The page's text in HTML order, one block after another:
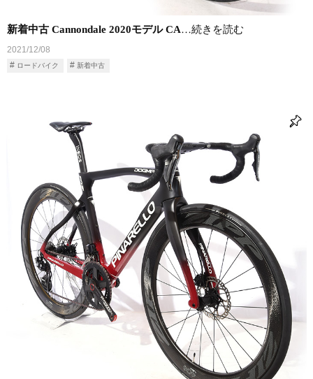
新着中古 Cannondale 2020モデル CA…続きを読む
2021/12/08
ロードバイク 新着中古